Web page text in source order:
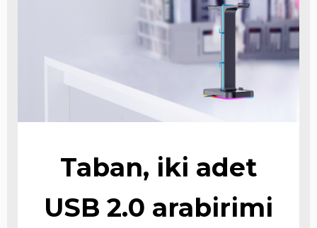
Taban, iki adet
USB 2.0 arabirimi